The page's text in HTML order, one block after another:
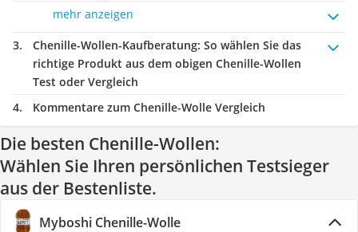
mehr anzeigen
Chenille-Wollen-Kaufberatung: So wählen Sie das
richtige Produkt aus dem obigen Chenille-Wollen
Test oder Vergleich
Kommentare zum Chenille-Wolle Vergleich
Die besten Chenille-Wollen:
Wählen Sie Ihren persönlichen Testsieger
aus der Bestenliste.
Myboshi Chenille-Wolle